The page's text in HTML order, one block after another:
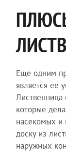
Еще одним
является ее
которые
насекомых и
доску из
наружных